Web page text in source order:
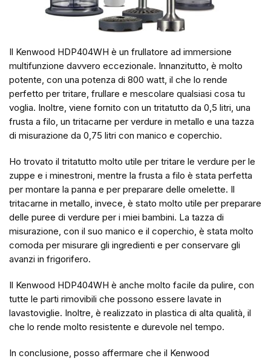
Il Kenwood HDP404WH è un frullatore ad immersione
multifunzione davvero eccezionale. Innanzitutto, è molto
potente, con una potenza di 800 watt, il che lo rende
perfetto per tritare, frullare e mescolare qualsiasi cosa tu
voglia. Inoltre, viene fornito con un tritatutto da 0,5 litri, una
frusta a filo, un tritacarne per verdure in metallo e una tazza
di misurazione da 0,75 litri con manico e coperchio.
Ho trovato il tritatutto molto utile per tritare le verdure per le
zuppe e i minestroni, mentre la frusta a filo è stata perfetta
per montare la panna e per preparare delle omelette. Il
tritacarne in metallo, invece, è stato molto utile per preparare
delle puree di verdure per i miei bambini. La tazza di
misurazione, con il suo manico e il coperchio, è stata molto
comoda per misurare gli ingredienti e per conservare gli
avanzi in frigorifero.
Il Kenwood HDP404WH è anche molto facile da pulire, con
tutte le parti rimovibili che possono essere lavate in
lavastoviglie. Inoltre, è realizzato in plastica di alta qualità, il
che lo rende molto resistente e durevole nel tempo.
In conclusione, posso affermare che il Kenwood